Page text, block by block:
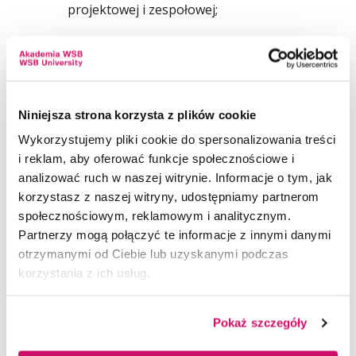
Niniejsza strona korzysta z plików cookie
Wykorzystujemy pliki cookie do spersonalizowania treści
i reklam, aby oferować funkcje społecznościowe i
analizować ruch w naszej witrynie. Informacje o tym, jak
korzystasz z naszej witryny, udostępniamy partnerom
społecznościowym, reklamowym i analitycznym.
Partnerzy mogą połączyć te informacje z innymi danymi
otrzymanymi od Ciebie lub uzyskanymi podczas
korzystania z ich usług.
Pokaż szczegóły
projektowej i zespołowej;
pogłębionej świadomości różnic
w międzynarodowym środowisku
medialnym.
PROGRAM STUDIÓW
Program specjalizacji łączy wiedzę
UCZYMY PRAKTYCZNIE
Translation and